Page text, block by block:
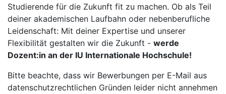
Studierende für die Zukunft fit zu machen. Ob als Teil
deiner akademischen Laufbahn oder nebenberufliche
Leidenschaft: Mit deiner Expertise und unserer
Flexibilität gestalten wir die Zukunft - werde
Dozent:in an der IU Internationale Hochschule!
Bitte beachte, dass wir Bewerbungen per E-Mail aus
datenschutzrechtlichen Gründen leider nicht annehmen